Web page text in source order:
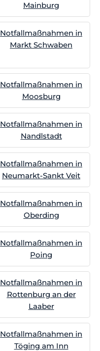
Mainburg
Notfallmaßnahmen in
Markt Schwaben
Notfallmaßnahmen in
Moosburg
Notfallmaßnahmen in
Nandlstadt
Notfallmaßnahmen in
Neumarkt-Sankt Veit
Notfallmaßnahmen in
Oberding
Notfallmaßnahmen in
Poing
Notfallmaßnahmen in
Rottenburg an der
Laaber
Notfallmaßnahmen in
Töging am Inn